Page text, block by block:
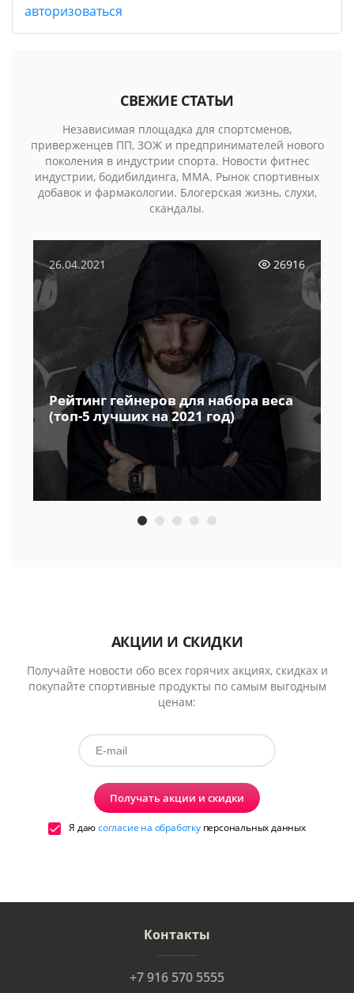
авторизоваться
СВЕЖИЕ СТАТЬИ
Независимая площадка для спортсменов,
приверженцев ПП, ЗОЖ и предпринимателей нового
поколения в индустрии спорта. Новости фитнес
индустрии, бодибилдинга, MMA. Рынок спортивных
добавок и фармакологии. Блогерская жизнь, слухи,
скандалы.
26.04.2021 26916
Рейтинг гейнеров для набора веса
(топ-5 лучших на 2021 год)
АКЦИИ И СКИДКИ
Получайте новости обо всех горячих акциях, скидках и
покупайте спортивные продукты по самым выгодным
ценам:
Получать акции и скидки
Я даюсогласие на обработкуперсональных данных
Контакты
+7 916 570 5555